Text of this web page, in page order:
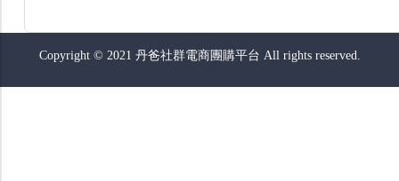
Copyright © 2021 丹爸社群電商團購平台 All rights reserved.